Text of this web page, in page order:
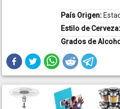
País Origen:
Estilo de Cerveza:
Grados de